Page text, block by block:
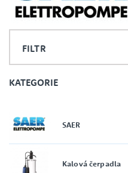
FILTR
0 Kč
KATEGORIE
SAER
Kalová čerpadla